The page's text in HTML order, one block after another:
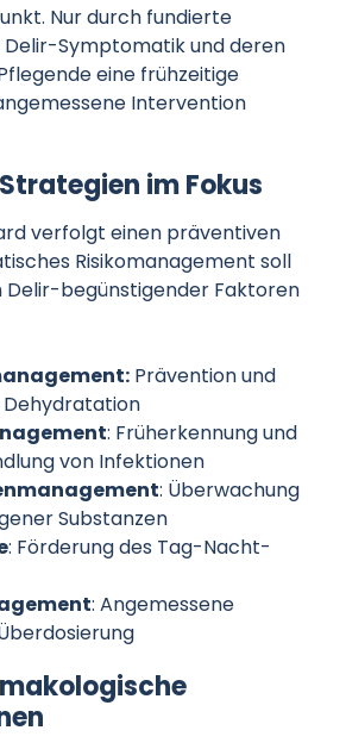
Nur durch fundierte
Delir-Symptomatik und deren
eine frühzeitige
Intervention
im Fokus
verfolgt einen präventiven
Risikomanagement soll
Delir-begünstigender Faktoren
Prävention und
Dehydratation
: Früherkennung und
von Infektionen
: Überwachung
Substanzen
: Förderung des Tag-Nacht-
: Angemessene